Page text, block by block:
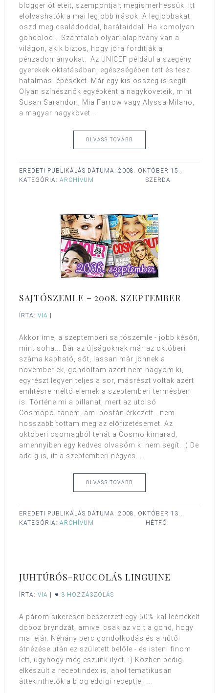
blogger ötleteit, szempontjait megismerhessük. Itt
elolvashatók a mai legjobb írások. A legjobbakat
oszd meg családoddal, barátaiddal. Ha komolyan
gondolod... Számtalan olyan alapítvány van a
világon, akik biztos, hogy jóra fordítják a
pénzadományokat. Az UNICEF például a szegény
gyerekek oktatásában, egészségében tett és tesz
hatalmas lépéseket. Már egy kis összeg is segít.
Olyan színésznők egyébként a nagyköveteik, mint
Susan Sarandon, Mia Farrow vagy Alyssa Milano,
a magyar nagykövet ...
OLVASS TOVÁBB
EREDETI PUBLIKÁLÁS DÁTUMA: 2008. OKTÓBER 15.,
SZERDA
KATEGÓRIA: ARCHÍVUM
SAJTÓSZEMLE – 2008. SZEPTEMBER
ÍRTA: VIA
Akkor íme, a szeptemberi sajtószemle - jobb későn,
mint soha... Bár az újságoknak már az októberi
száma kapható, sőt, lassan már jönnek a
novemberiek, gondoltam azért nem hagyom ki,
egyrészt legyen teljes a sor, másrészt voltak azért
említésre méltó elemek a szeptemberi termésben
is. Történelmi a pillanat, mert az utolsó
Cosmopolitanem, ami postán érkezett - nem
hosszabbítottam meg az előfizetésemet. Az
októberi csomagból tehát a Cosmo kimarad,
amennyiben egy kedves olvasóm ki nem segít. :) De
addig is, itt a szeptemberi négyes. ...
OLVASS TOVÁBB
EREDETI PUBLIKÁLÁS DÁTUMA: 2008. OKTÓBER 13.,
HÉTFŐ
KATEGÓRIA: ARCHÍVUM
JUHTÚRÓS-RUCCOLÁS LINGUINE
ÍRTA: VIA 3 HOZZÁSZÓLÁS
A párom sikeresen beszerzett egy 50%-kal leértékelt
doboz bryndzát, amivel csak az volt a gond, hogy
ma lejár. Néhány perc gondolkodás és a hűtő
átnézése után ez született belőle - és isteni finom
lett, úgyhogy még eszünk ilyet. :) Közben pedig
elkészült a receptindex is, ahol tematikusan
áttekinthetők a blog eddigi receptjei. ...